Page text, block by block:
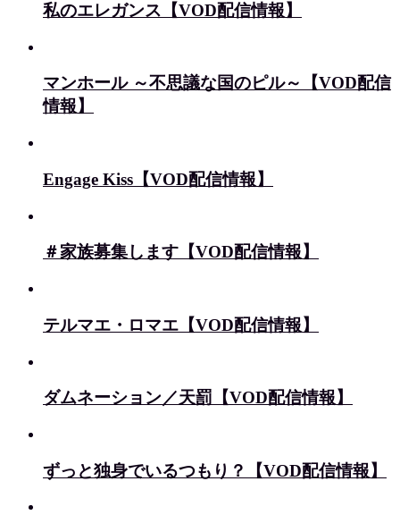
私のエレガンス【VOD配信情報】
マンホール ～不思議な国のピル～【VOD配信
情報】
Engage Kiss【VOD配信情報】
＃家族募集します【VOD配信情報】
テルマエ・ロマエ【VOD配信情報】
ダムネーション／天罰【VOD配信情報】
ずっと独身でいるつもり？【VOD配信情報】